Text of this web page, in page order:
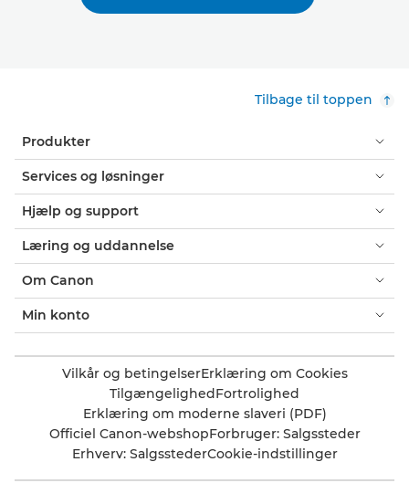
Tilbage til toppen
Produkter
Services og løsninger
Hjælp og support
Læring og uddannelse
Om Canon
Min konto
Vilkår og betingelserErklæring om Cookies
TilgængelighedFortrolighed
Erklæring om moderne slaveri (PDF)
Officiel Canon-webshopForbruger: Salgssteder
Erhverv: SalgsstederCookie-indstillinger